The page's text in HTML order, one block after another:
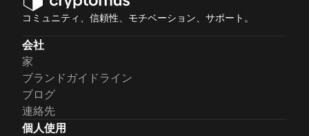
コミュニティ、信頼性、モチベーション、サポート。
会社
家
ブランドガイドライン
ブログ
連絡先
個人使用